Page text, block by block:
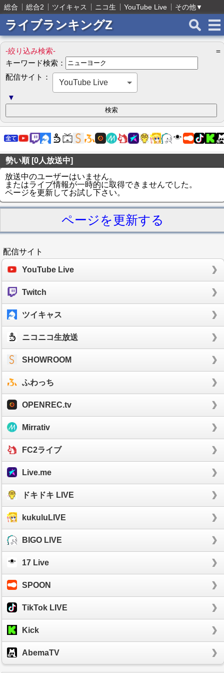
総合 総合2 ツイキャス ニコ生 YouTube Live その他▼
ライブランキングZ
-絞り込み検索-
＝
キーワード検索：
配信サイト：
YouTube Live
▼
勢い順 [0人放送中]
放送中のユーザーはいません。
またはライブ情報が一時的に取得できませんでした。
ページを更新してお試し下さい。
ページを更新する
配信サイト
YouTube Live
Twitch
ツイキャス
ニコニコ生放送
SHOWROOM
ふわっち
OPENREC.tv
Mirrativ
FC2ライブ
Live.me
ドキドキ LIVE
kukuluLIVE
BIGO LIVE
17 Live
SPOON
TikTok LIVE
Kick
AbemaTV